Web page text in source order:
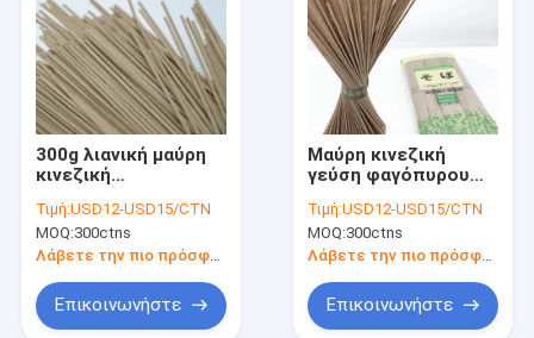
Σχετικά με εμάς
επαφή
Ιαπωνικά Crumbs ψωμιού Panko
Φύκι Nori Yaki
300g λιανική μαύρη
κινεζική
στρογγυλή μορφή
νουντλς φαγόπυρου
Τιμή:USD12-USD15/CTN
MOQ:300ctns
Λάβετε την πιο πρόσφατη τιμή
Επικοινωνήστε
Μαύρη κινεζική
γεύση φαγόπυρου
βάρους νουντλς
Udon Soba ύφους
ξηρά
Τιμή:USD12-USD15/CTN
MOQ:300ctns
Λάβετε την πιο πρόσφατη τιμή
Επικοινωνήστε